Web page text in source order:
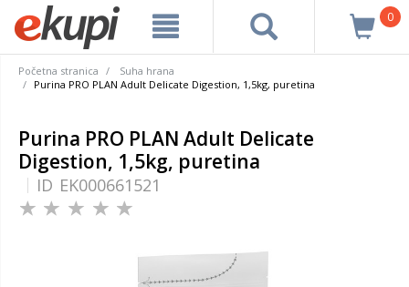
0
Početna stranica
Suha hrana
Purina PRO PLAN Adult Delicate Digestion, 1,5kg, puretina
Purina PRO PLAN Adult Delicate
Digestion, 1,5kg, puretina
ID EK000661521